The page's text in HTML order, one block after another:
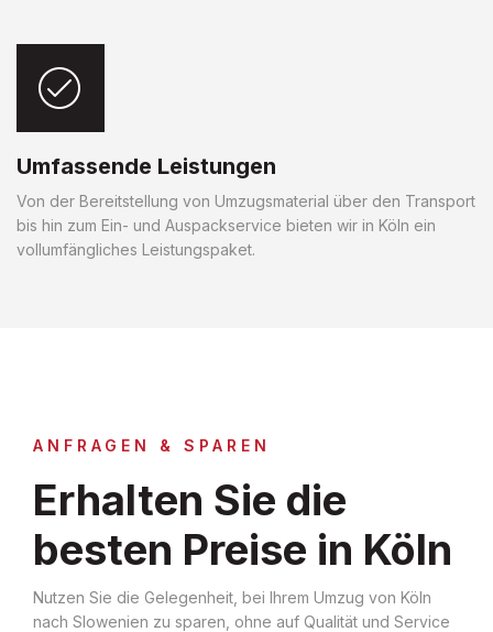
Umfassende Leistungen
Von der Bereitstellung von Umzugsmaterial über den Transport
bis hin zum Ein- und Auspackservice bieten wir in Köln ein
vollumfängliches Leistungspaket.
ANFRAGEN & SPAREN
Erhalten Sie die
besten Preise in Köln
Nutzen Sie die Gelegenheit, bei Ihrem Umzug von Köln
nach Slowenien zu sparen, ohne auf Qualität und Service